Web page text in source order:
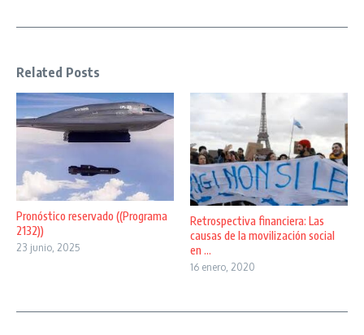
Related Posts
Pronóstico reservado ((Programa
2132))
23 junio, 2025
Retrospectiva financiera: Las
causas de la movilización social
en ...
16 enero, 2020